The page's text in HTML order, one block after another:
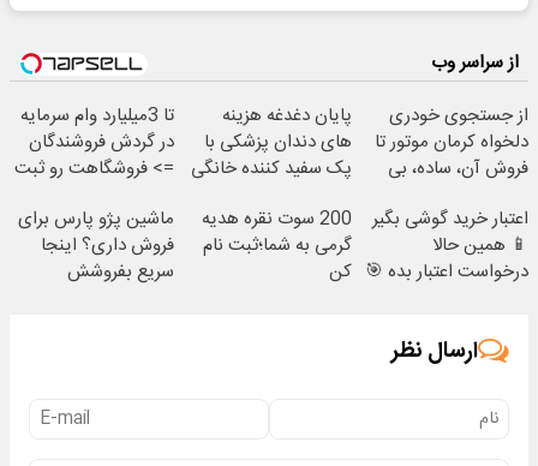
از سراسر وب
از جستجوی خودری
دلخواه کرمان موتور تا
فروش آن، ساده، بی
پایان دغدغه هزینه
های دندان پزشکی با
پک سفید کننده خانگی
تا 3میلیارد وام سرمایه
در گردش فروشندگان
=> فروشگاهت رو ثبت
اعتبار خرید گوشی بگیر
📱 همین حالا
درخواست اعتبار بده 🎯
200 سوت نقره هدیه
گرمی به شما؛ثبت نام
کن
ماشین پژو پارس برای
فروش داری؟ اینجا
سریع بفروشش
ارسال نظر